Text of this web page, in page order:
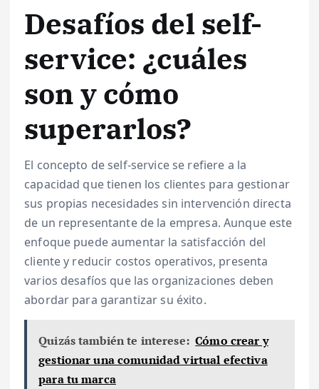
Desafíos del self-
service: ¿cuáles
son y cómo
superarlos?
El concepto de self-service se refiere a la
capacidad que tienen los clientes para gestionar
sus propias necesidades sin intervención directa
de un representante de la empresa. Aunque este
enfoque puede aumentar la satisfacción del
cliente y reducir costos operativos, presenta
varios desafíos que las organizaciones deben
abordar para garantizar su éxito.
Quizás también te interese: Cómo crear y
gestionar una comunidad virtual efectiva
para tu marca